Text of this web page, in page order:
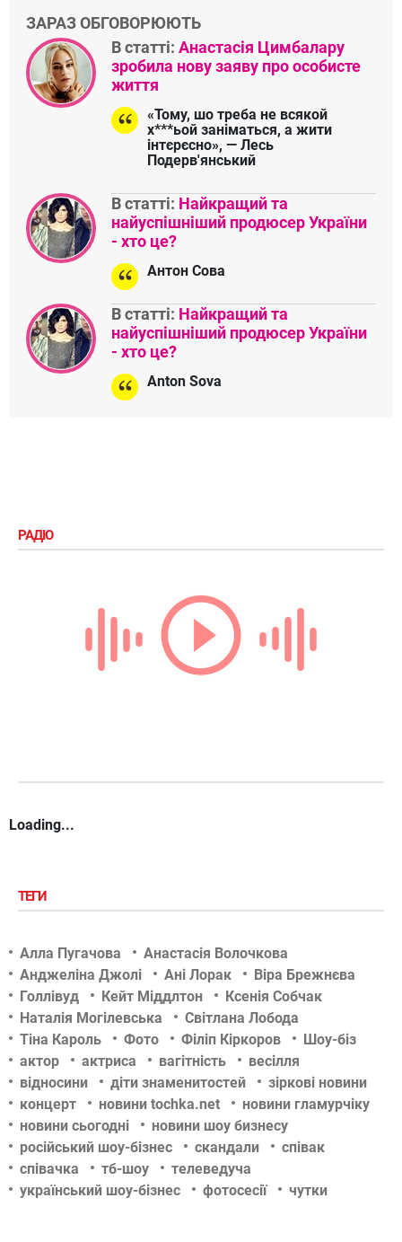
ЗАРАЗ ОБГОВОРЮЮТЬ
В статті: Анастасія Цимбалару
зробила нову заяву про особисте
життя
«Тому, шо треба не всякой
х***ьой заніматься, а жити
інтєрєсно», — Лесь
Подерв'янський
В статті: Найкращий та
найуспішніший продюсер України
- хто це?
Антон Сова
В статті: Найкращий та
найуспішніший продюсер України
- хто це?
Anton Sova
РАДІО
Loading...
ТЕГИ
Алла Пугачова
Анастасія Волочкова
Анджеліна Джолі
Ані Лорак
Віра Брежнєва
Голлівуд
Кейт Міддлтон
Ксенія Собчак
Наталія Могілевська
Світлана Лобода
Тіна Кароль
Фото Філіп Кіркоров
Шоу-біз
актор
актриса вагітність
весілля
відносини
діти знаменитостей
зіркові новини
концерт
новини tochka.net
новини гламурчіку
новини сьогодні
новини шоу бизнесу
російський шоу-бізнес
скандали
співак
співачка
тб-шоу
телеведуча
український шоу-бізнес
фотосесії чутки